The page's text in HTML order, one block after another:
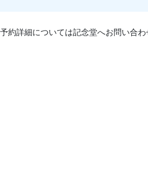
約詳細については記念堂へお問い合わ